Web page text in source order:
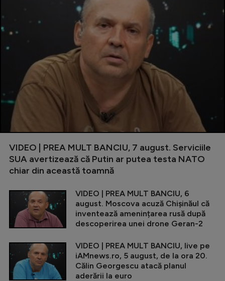
VIDEO | PREA MULT BANCIU, 7 august. Serviciile
SUA avertizează că Putin ar putea testa NATO
chiar din această toamnă
VIDEO | PREA MULT BANCIU, 6
august. Moscova acuză Chișinăul că
inventează amenințarea rusă după
descoperirea unei drone Geran-2
VIDEO | PREA MULT BANCIU, live pe
iAMnews.ro, 5 august, de la ora 20.
Călin Georgescu atacă planul
aderării la euro